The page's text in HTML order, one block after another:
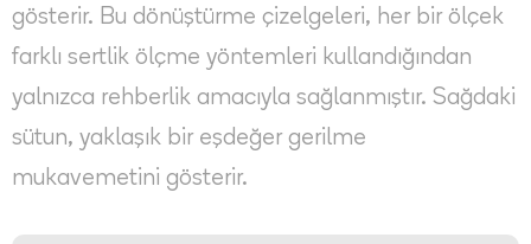
gösterir. Bu dönüştürme çizelgeleri, her bir ölçek
farklı sertlik ölçme yöntemleri kullandığından
yalnızca rehberlik amacıyla sağlanmıştır. Sağdaki
sütun, yaklaşık bir eşdeğer gerilme
mukavemetini gösterir.